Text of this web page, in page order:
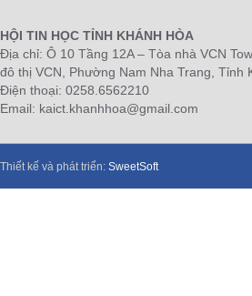
HỘI TIN HỌC TỈNH KHÁNH HÒA
Địa chỉ: Ô 10 Tầng 12A – Tòa nhà VCN
đô thị VCN, Phường Nam Nha Trang, Tỉnh
Điện thoại: 0258.6562210
Email: kaict.khanhhoa@gmail.com
Thiết kế và phát triển: SweetSoft